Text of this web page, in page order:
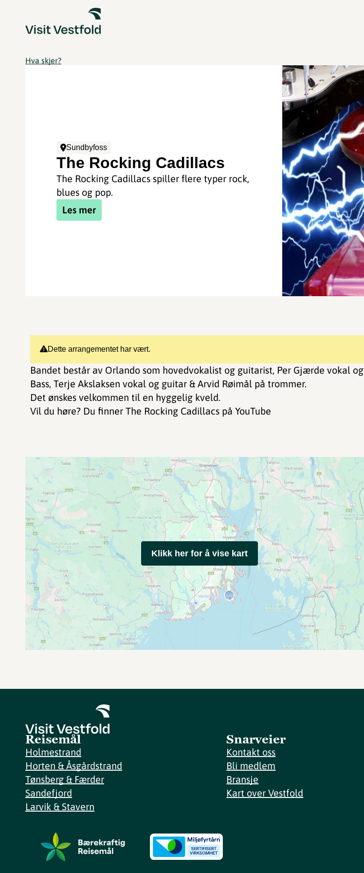
Hva skjer?
Sundbyfoss
The Rocking Cadillacs
The Rocking Cadillacs spiller flere typer rock,
blues og pop.
Les mer
Dette arrangementet har vært.
Bandet består av Orlando som hovedvokalist og guitarist, Per Gjærde vokal og
Bass, Terje Akslaksen vokal og guitar & Arvid Røimål på trommer.
Det ønskes velkommen til en hyggelig kveld.
Vil du høre? Du finner The Rocking Cadillacs på YouTube
Klikk her for å vise kart
Reisemål
Holmestrand
Horten & Åsgårdstrand
Tønsberg & Færder
Sandefjord
Larvik & Stavern
Snarveier
Kontakt oss
Bli medlem
Bransje
Kart over Vestfold